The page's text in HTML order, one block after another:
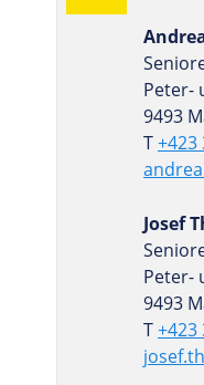
Peter-
9493
T+423
Josef
Peter-
9493
T+423